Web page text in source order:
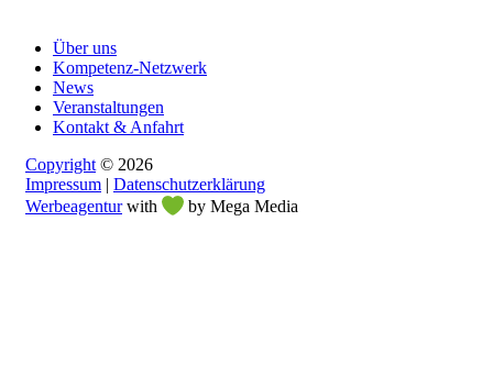
Über uns
Kompetenz-Netzwerk
News
Veranstaltungen
Kontakt & Anfahrt
Copyright © 2026
Impressum | Datenschutzerklärung
Werbeagenturwith by Mega Media